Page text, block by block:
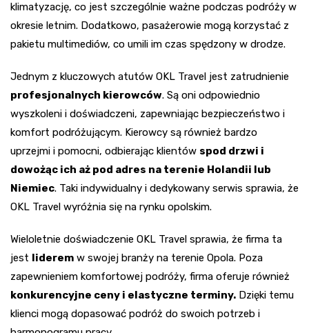
klimatyzację, co jest szczególnie ważne podczas podróży w
okresie letnim. Dodatkowo, pasażerowie mogą korzystać z
pakietu multimediów, co umili im czas spędzony w drodze.
Jednym z kluczowych atutów OKL Travel jest zatrudnienie
profesjonalnych kierowców. Są oni odpowiednio
wyszkoleni i doświadczeni, zapewniając bezpieczeństwo i
komfort podróżującym. Kierowcy są również bardzo
uprzejmi i pomocni, odbierając klientów spod drzwi i
dowożąc ich aż pod adres na terenie Holandii lub
Niemiec. Taki indywidualny i dedykowany serwis sprawia, że
OKL Travel wyróżnia się na rynku opolskim.
Wieloletnie doświadczenie OKL Travel sprawia, że firma ta
jest liderem w swojej branży na terenie Opola. Poza
zapewnieniem komfortowej podróży, firma oferuje również
konkurencyjne ceny i elastyczne terminy. Dzięki temu
klienci mogą dopasować podróż do swoich potrzeb i